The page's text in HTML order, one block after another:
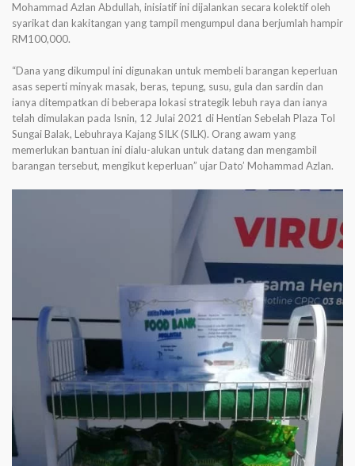
Mohammad Azlan Abdullah, inisiatif ini dijalankan secara kolektif oleh
syarikat dan kakitangan yang tampil mengumpul dana berjumlah hampir
RM100,000.
“Dana yang dikumpul ini digunakan untuk membeli barangan keperluan
asas seperti minyak masak, beras, tepung, susu, gula dan sardin dan
ianya ditempatkan di beberapa lokasi strategik lebuh raya dan ianya
telah dimulakan pada Isnin, 12 Julai 2021 di Hentian Sebelah Plaza Tol
Sungai Balak, Lebuhraya Kajang SILK (SILK). Orang awam yang
memerlukan bantuan ini dialu-alukan untuk datang dan mengambil
barangan tersebut, mengikut keperluan” ujar Dato’ Mohammad Azlan.